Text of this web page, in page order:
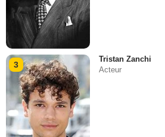
3
Tristan Zanchi
Acteur